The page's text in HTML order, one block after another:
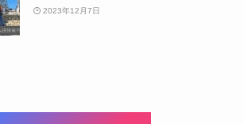
2023年12月7日